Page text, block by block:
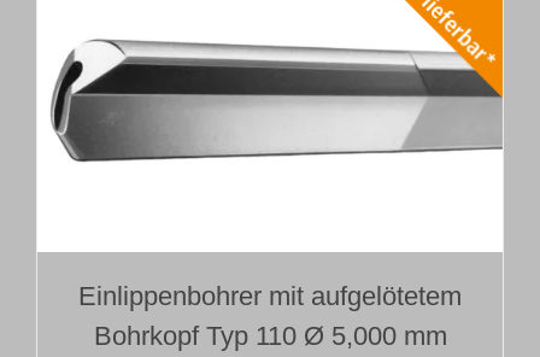
Einlippenbohrer mit aufgelötetem
Bohrkopf Typ 110 Ø 5,000 mm